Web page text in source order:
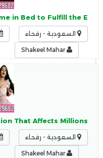
in Bed to Fulfill the E
السعودية - رفحاء
Shakeel Mahar
That Affects Millions
السعودية - رفحاء
Shakeel Mahar